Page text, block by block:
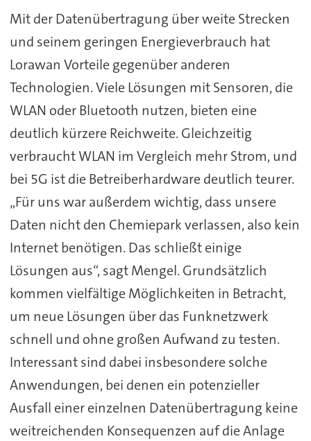
Mit der Datenübertragung über weite Strecken
und seinem geringen Energieverbrauch hat
Lorawan Vorteile gegenüber anderen
Technologien. Viele Lösungen mit Sensoren, die
WLAN oder Bluetooth nutzen, bieten eine
deutlich kürzere Reichweite. Gleichzeitig
verbraucht WLAN im Vergleich mehr Strom, und
bei 5G ist die Betreiberhardware deutlich teurer.
„Für uns war außerdem wichtig, dass unsere
Daten nicht den Chemiepark verlassen, also kein
Internet benötigen. Das schließt einige
Lösungen aus“, sagt Mengel. Grundsätzlich
kommen vielfältige Möglichkeiten in Betracht,
um neue Lösungen über das Funknetzwerk
schnell und ohne großen Aufwand zu testen.
Interessant sind dabei insbesondere solche
Anwendungen, bei denen ein potenzieller
Ausfall einer einzelnen Datenübertragung keine
weitreichenden Konsequenzen auf die Anlage